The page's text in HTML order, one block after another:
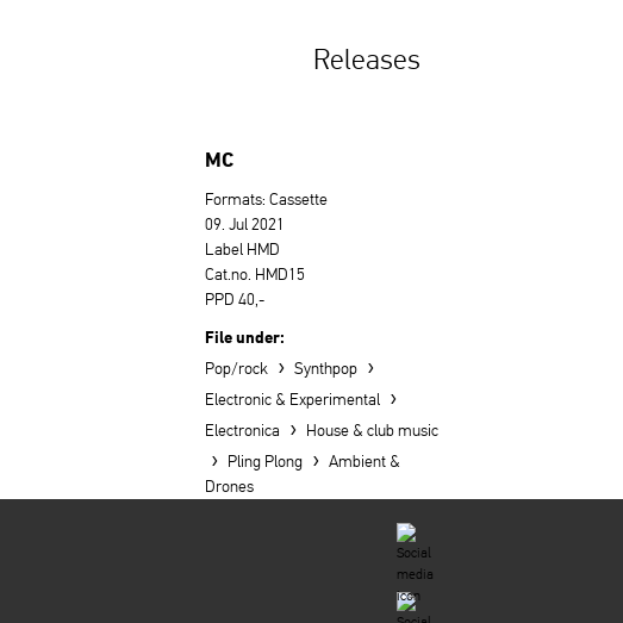
Releases
MC
Formats: Cassette
09. Jul 2021
Label HMD
Cat.no. HMD15
PPD 40,-
File under:
Pop/rock › Synthpop ›
Electronic & Experimental ›
Electronica › House & club music
› Pling Plong › Ambient &
Drones